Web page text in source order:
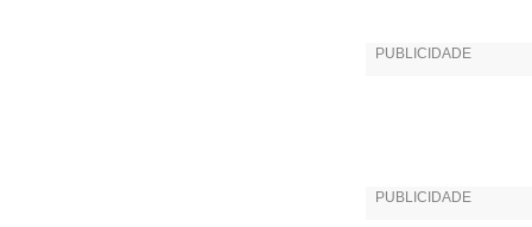
Na clínica,
chances lá.